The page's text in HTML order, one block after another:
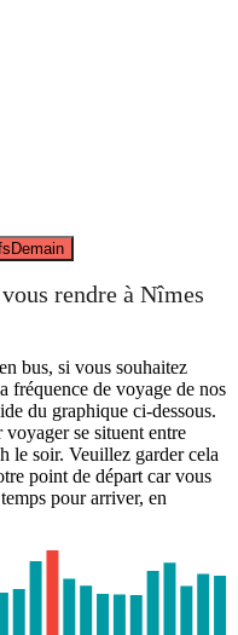
Demain
rendre à Nîmes
bus, si vous souhaitez
fréquence de voyage de nos
du graphique ci-dessous.
se situent entre
le soir. Veuillez garder cela
point de départ car vous
pour arriver, en